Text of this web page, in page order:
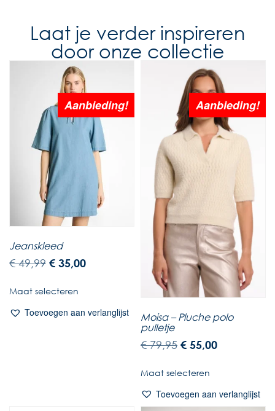
Laat je verder inspireren
door onze collectie
Aanbieding!
Jeanskleed
€49,99 € 35,00
Maat selecteren
Toevoegen aan verlanglijst
Aanbieding!
Moisa – Pluche polo
pulletje
€79,95 € 55,00
Maat selecteren
Toevoegen aan verlanglijst